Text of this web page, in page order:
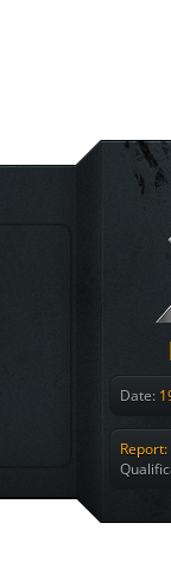
Date:
Report: